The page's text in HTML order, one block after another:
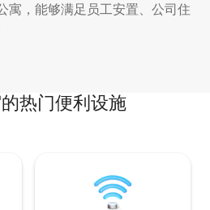
寓，能够满足员工安置、公司住
热门便利设施